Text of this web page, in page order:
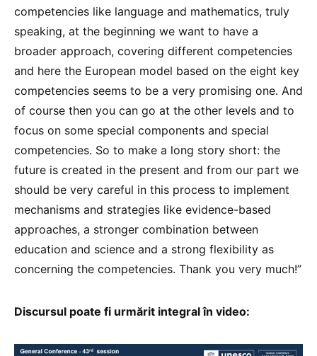
competencies like language and mathematics, truly
speaking, at the beginning we want to have a
broader approach, covering different competencies
and here the European model based on the eight key
competencies seems to be a very promising one. And
of course then you can go at the other levels and to
focus on some special components and special
competencies. So to make a long story short: the
future is created in the present and from our part we
should be very careful in this process to implement
mechanisms and strategies like evidence-based
approaches, a stronger combination between
education and science and a strong flexibility as
concerning the competencies. Thank you very much!”
Discursul poate fi urmărit integral în video: